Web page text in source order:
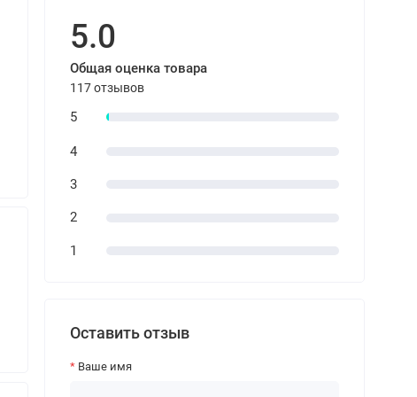
5.0
Общая оценка товара
117 отзывов
5
4
3
2
1
Оставить отзыв
Ваше имя